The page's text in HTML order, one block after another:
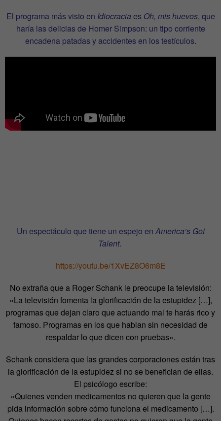
El programa más visto en Idiocracia es Oh, mis huevos, que
haría las delicias de Homer Simpson: un tipo corriente
encadena patadas y accidentes en los testículos.
Un espectáculo que tiene un espejo en America’s Got
Talent.
https://youtu.be/1XvEZ8O6m8E
No extraña que a Roger Schank le preocupe la televisión:
«La televisión fomenta la glorificación de la estupidez […],
programas que dejan claro que actuando mal te harás rico y
famoso. Programas en los que hablan sin necesidad de
respaldar lo que dicen con pruebas».
Schank considera que las grandes corporaciones están tras
la glorificación de la estupidez si no se benefician de ellas.
El psicólogo escribe:
«Quienes venden medicamentos no quieren que la gente
pida información sobre cómo funciona el medicamento […].